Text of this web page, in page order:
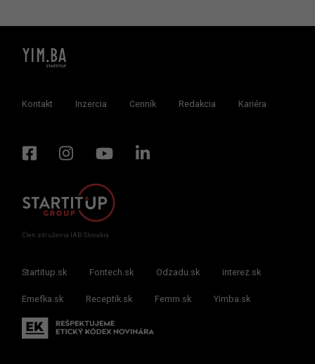
Kontakt Inzercia Cenník Redakcia Kariéra
Člen združenia IAB Slovakia
Startitup.sk Fontech.sk Odzadu.sk interez.sk
Emefka.sk Receptik.sk Femm.sk Yimba.sk